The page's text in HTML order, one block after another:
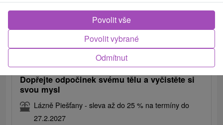
od2 478,62Kč
Dopřejte odpočinek svému tělu a vyčistěte si
svou mysl
Lázně Piešťany - sleva až do 25 % na termíny do
27.2.2027
Odmítnut
Povolit vybrané
Povolit vše